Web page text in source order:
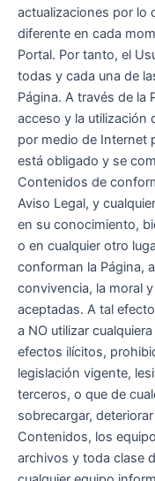
actualizaciones por lo
diferente en cada
Portal. Por tanto, el
todas y cada una de
Página. A través de la
acceso y la utilización
por medio de Internet
está obligado y se
Contenidos de
Aviso Legal, y
en su conocimiento,
o en cualquier otro
conforman la Página,
convivencia, la moral
aceptadas. A tal
a NO utilizar
efectos ilícitos,
legislación vigente,
terceros, o que de
sobrecargar,
Contenidos, los
archivos y toda clase